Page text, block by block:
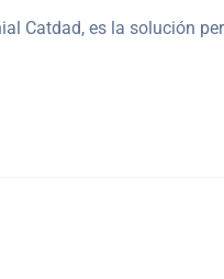
Catdad, es la solución